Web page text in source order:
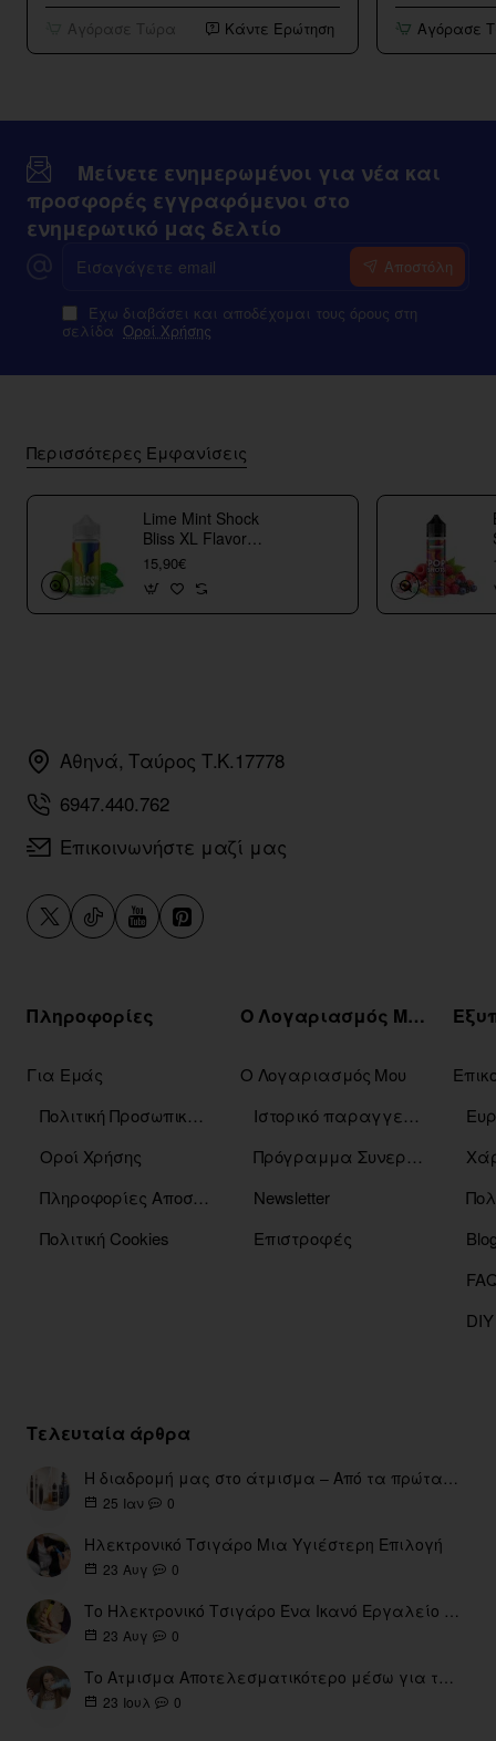
Αγόρασε Τώρα Κάντε Ερώτηση
10ml/120ml
Αγόρασε
Μείνετε ενημερωμένοι για νέα και
προσφορές εγγραφόμενοι στο
ενημερωτικό μας δελτίο
email
Αποστόλη
Έχω διαβάσει και αποδέχομαι τους όρους στη
σελίδα Οροί Χρήσης
Περισσότερες Εμφανίσεις
Lime Mint Shock
Bliss XL Flavor
Shots
15,90€
Αθηνά, Ταύρος Τ.Κ.17778
6947.440.762
Επικοινωνήστε μαζί μας
Πληροφορίες
Για Εμάς
Πολιτική Προσωπικών Δεδομένων
Οροί Χρήσης
Πληροφορίες Αποστόλης
Πολιτική Cookies
Ο Λογαριασμός Μου
Ο Λογαριασμός Μου
Ιστορικό παραγγελιών
Πρόγραμμα Συνεργατών
Newsletter
Επιστροφές
Τελευταία άρθρα
Η διαδρομή μας στο άτμισμα – Από τα πρώτα eGo έως τη σύγχρονη εποχή
25 Ιαν 0
Ηλεκτρονικό Τσιγάρο Μια Υγιέστερη Επιλογή
23 Αυγ 0
Το Ηλεκτρονικό Τσιγάρο Ένα Ικανό Εργαλείο για τη Διακοπή του Καπνίσματος
23 Αυγ 0
Το Ατμισμα Αποτελεσματικότερο μέσω για την διακοπή Καπνίσματος
23 Ιουλ 0